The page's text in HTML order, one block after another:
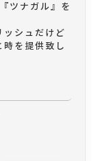
ツナガル』を
シュだけど
を提供致し